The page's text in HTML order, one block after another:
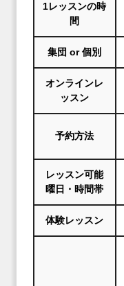
1レッスンの時
間
集団 or 個別
オンラインレ
ッスン
予約方法
レッスン可能
曜日・時間帯
体験レッスン